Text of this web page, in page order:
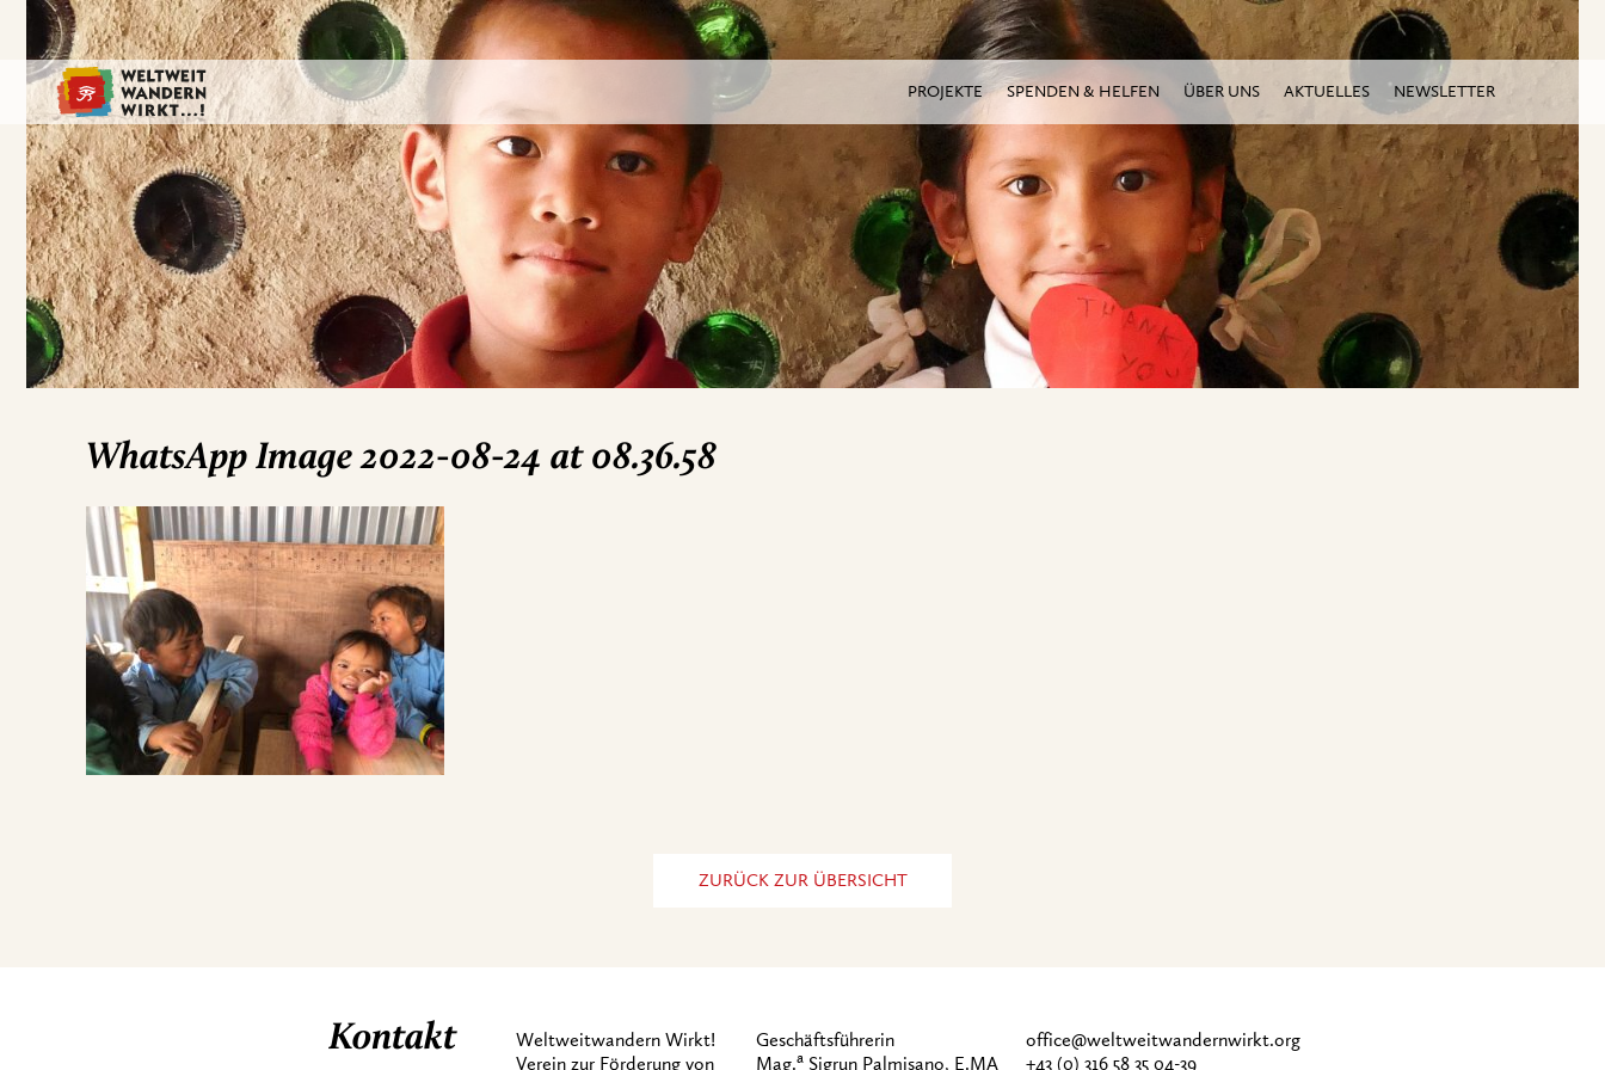
PROJEKTE SPENDEN & HELFEN ÜBER UNS AKTUELLES NEWSLETTER
WhatsApp Image 2022-08-24 at 08.36.58
ZURÜCK ZUR ÜBERSICHT
Kontakt
Weltweitwandern Wirkt!
Verein zur Förderung von
Geschäftsführerin
Mag.a Sigrun Palmisano, E.MA
office@weltweitwandernwirkt.org
+43 (0) 316 58 35 04-39